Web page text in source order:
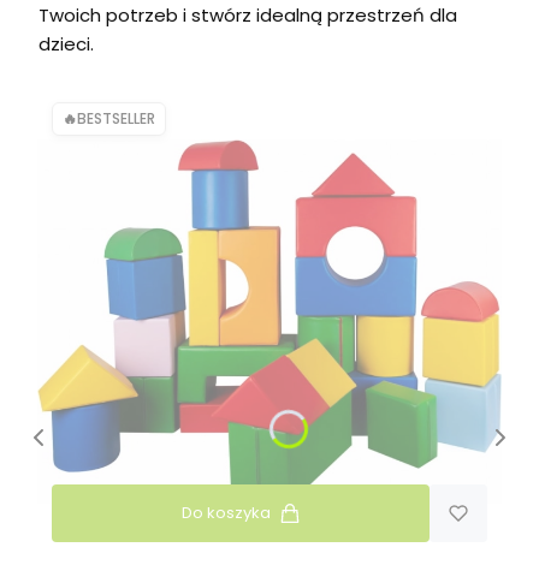
Twoich potrzeb i stwórz idealną przestrzeń dla
dzieci.
BESTSELLER
Do koszyka